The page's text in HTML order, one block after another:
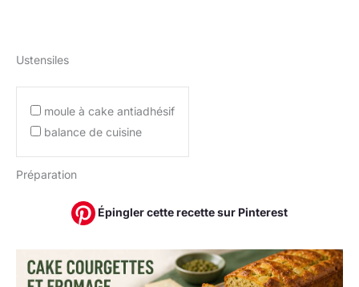
Ustensiles
moule à cake antiadhésif
balance de cuisine
Préparation
Épingler cette recette sur Pinterest